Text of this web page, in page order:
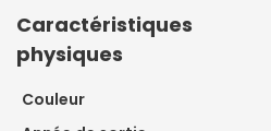
Caractéristiques
physiques
Couleur